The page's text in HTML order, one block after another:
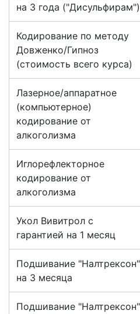
на 3 года ("Дисульфирам")
Кодирование по методу
Довженко/Гипноз
(стоимость всего курса)
Лазерное/аппаратное
(компьютерное)
кодирование от
алкоголизма
Иглорефлекторное
кодирование от
алкоголизма
Укол Вивитрол с
гарантией на 1 месяц
Подшивание "Налтрексон"
на 3 месяца
Подшивание "Налтрексон"